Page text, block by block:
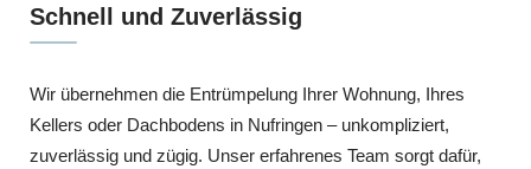
Schnell und Zuverlässig
Wir übernehmen die Entrümpelung Ihrer Wohnung, Ihres
Kellers oder Dachbodens in Nufringen – unkompliziert,
zuverlässig und zügig. Unser erfahrenes Team sorgt dafür,